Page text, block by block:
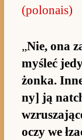
(po­lona­is)
„Nie, ona
myśleć
żon­ka.
ny] ją
oczy we